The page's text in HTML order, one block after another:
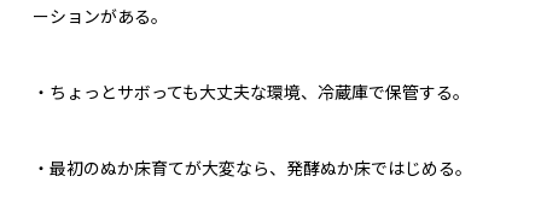
ーションがある。
・ちょっとサボっても大丈夫な環境、冷蔵庫で保管する。
・最初のぬか床育てが大変なら、発酵ぬか床ではじめる。